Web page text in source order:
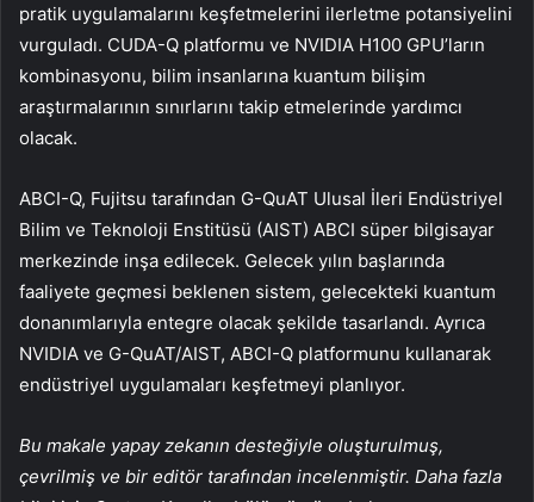
pratik uygulamalarını keşfetmelerini ilerletme potansiyelini
vurguladı. CUDA-Q platformu ve NVIDIA H100 GPU’ların
kombinasyonu, bilim insanlarına kuantum bilişim
araştırmalarının sınırlarını takip etmelerinde yardımcı
olacak.
ABCI-Q, Fujitsu tarafından G-QuAT Ulusal İleri Endüstriyel
Bilim ve Teknoloji Enstitüsü (AIST) ABCI süper bilgisayar
merkezinde inşa edilecek. Gelecek yılın başlarında
faaliyete geçmesi beklenen sistem, gelecekteki kuantum
donanımlarıyla entegre olacak şekilde tasarlandı. Ayrıca
NVIDIA ve G-QuAT/AIST, ABCI-Q platformunu kullanarak
endüstriyel uygulamaları keşfetmeyi planlıyor.
Bu makale yapay zekanın desteğiyle oluşturulmuş,
çevrilmiş ve bir editör tarafından incelenmiştir. Daha fazla